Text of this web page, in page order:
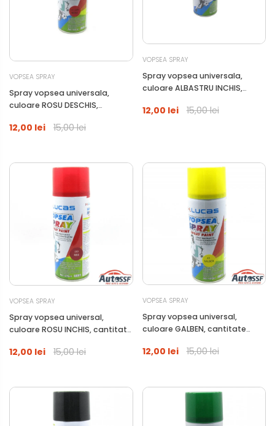
VOPSEA SPRAY
Spray vopsea universala,
culoare ROSU DESCHIS,
12,00 lei 15,00 lei
VOPSEA SPRAY
Spray vopsea universala,
culoare ALBASTRU INCHIS,
12,00 lei 15,00 lei
VOPSEA SPRAY
Spray vopsea universal,
culoare ROSU INCHIS, cantitate
12,00 lei 15,00 lei
VOPSEA SPRAY
Spray vopsea universal,
culoare GALBEN, cantitate
12,00 lei 15,00 lei